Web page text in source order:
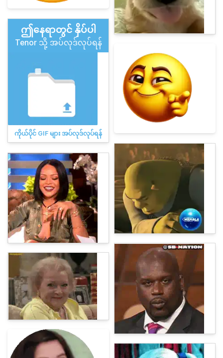
ဤနေရာတွင် နှိပ်ပါ
Tenor သို့ အပ်လုဒ်လုပ်ရန်
ကိုယ်ပိုင် GIF များ အပ်လုဒ်လုပ်ရန်